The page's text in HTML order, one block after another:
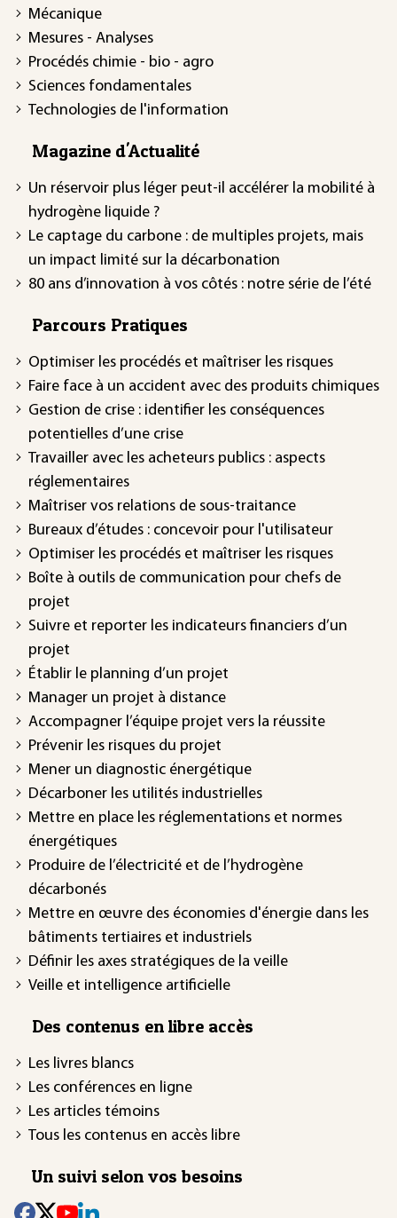
Mécanique
Mesures - Analyses
Procédés chimie - bio - agro
Sciences fondamentales
Technologies de l'information
Magazine d'Actualité
Un réservoir plus léger peut-il accélérer la mobilité à
hydrogène liquide ?
Le captage du carbone : de multiples projets, mais
un impact limité sur la décarbonation
80 ans d’innovation à vos côtés : notre série de l’été
Parcours Pratiques
Optimiser les procédés et maîtriser les risques
Faire face à un accident avec des produits chimiques
Gestion de crise : identifier les conséquences
potentielles d’une crise
Travailler avec les acheteurs publics : aspects
réglementaires
Maîtriser vos relations de sous-traitance
Bureaux d’études : concevoir pour l'utilisateur
Optimiser les procédés et maîtriser les risques
Boîte à outils de communication pour chefs de
projet
Suivre et reporter les indicateurs financiers d’un
projet
Établir le planning d’un projet
Manager un projet à distance
Accompagner l’équipe projet vers la réussite
Prévenir les risques du projet
Mener un diagnostic énergétique
Décarboner les utilités industrielles
Mettre en place les réglementations et normes
énergétiques
Produire de l’électricité et de l’hydrogène
décarbonés
Mettre en œuvre des économies d'énergie dans les
bâtiments tertiaires et industriels
Définir les axes stratégiques de la veille
Veille et intelligence artificielle
Des contenus en libre accès
Les livres blancs
Les conférences en ligne
Les articles témoins
Tous les contenus en accès libre
Un suivi selon vos besoins